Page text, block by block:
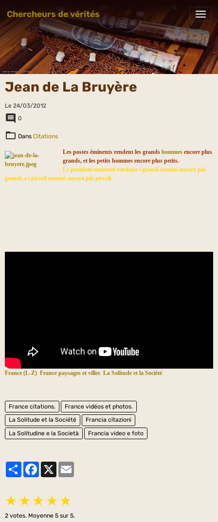
Chercheurs de vérités
Jean de La Bruyère
Le 24/03/2012
0
Dans Citations
Les postes éminents rendent les grands hommes encore plus
grands, et les petits hommes encore plus petits.
Le posizioni eminenti rendono i grandi uomini ancora più
grandi, e i piccoli uomini ancora più piccoli.
France (L-Z) France paysages et villes La Solitude et la Société
France citations.
France vidéos et photos.
La Solitude et la Société
Francia citazioni
La Solitudine e la Società
Francia video e foto
PartagerFacebook
★ ★ ★ ★ ★
2 votes. Moyenne 5 sur 5.